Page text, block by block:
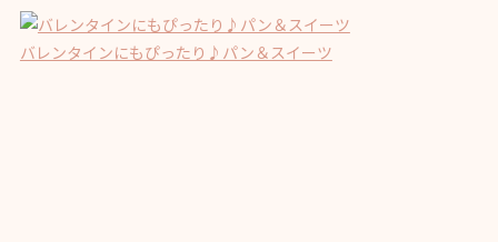
バレンタインにもぴったり♪パン＆スイーツ